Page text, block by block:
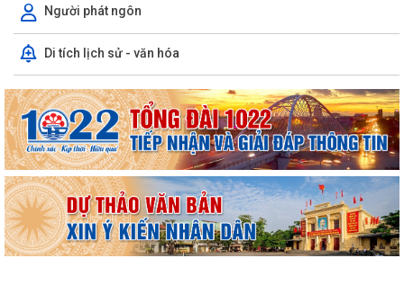
Người phát ngôn
Di tích lịch sử - văn hóa
UBND phường Hồng An thông tin về Nghị quyết số 23/2026/NQ-HĐND
ngày 28/7/2026 của HĐND thành phố...
Bình dân học vụ số - nền tảng cho sự phát triển trong kỷ nguyên số
Thông báo về việc niêm yết công khai Phương án bồi thường, hỗ trợ dự
kiến đối với các hộ gia đình,...